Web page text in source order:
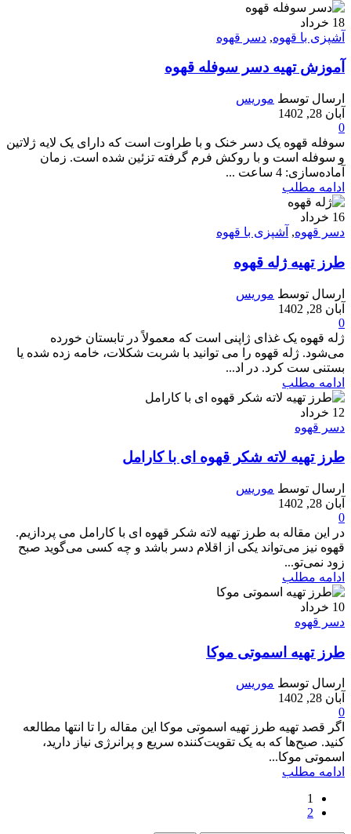
18 خرداد
آشپزی با قهوه, دسر قهوه
آموزش تهیه دسر سوفله قهوه
ارسال توسط موریس
آبان 28, 1402
0
سوفله قهوه یک دسر خنک و با طراوت است که دارای یک لایه ژلاتین
و سوفله است و با روکش فرم گرفته تزئین شده است. زمان
آماده‌سازی: 4 ساعت ...
ادامه مطلب
16 خرداد
دسر قهوه, آشپزی با قهوه
طرز تهیه ژله قهوه
ارسال توسط موریس
آبان 28, 1402
0
ژله قهوه یک غذای ژاپنی است که معمولاً در تابستان خورده
می‌شود. ژله قهوه را می توانید با شربت شکلات، خامه زده شده یا
بستنی ست کرد. در اد...
ادامه مطلب
12 خرداد
دسر قهوه
طرز تهیه لاته شکر قهوه ای با کارامل
ارسال توسط موریس
آبان 28, 1402
0
در این مقاله به طرز تهیه لاته شکر قهوه ای با کارامل می پردازیم.
قهوه نیز می‌تواند یکی از اقلام دسر باشد و چه کسی می‌گوید صبح
زود نمی‌تو...
ادامه مطلب
10 خرداد
دسر قهوه
طرز تهیه اسموتی موکا
ارسال توسط موریس
آبان 28, 1402
0
اگر قصد تهیه طرز تهیه اسموتی موکا این مقاله را تا انتها مطالعه
کنید. صبح‌ها که به یک تقویت‌کننده سریع و پرانرژی نیاز دارید،
اسموتی موکا...
ادامه مطلب
1
2